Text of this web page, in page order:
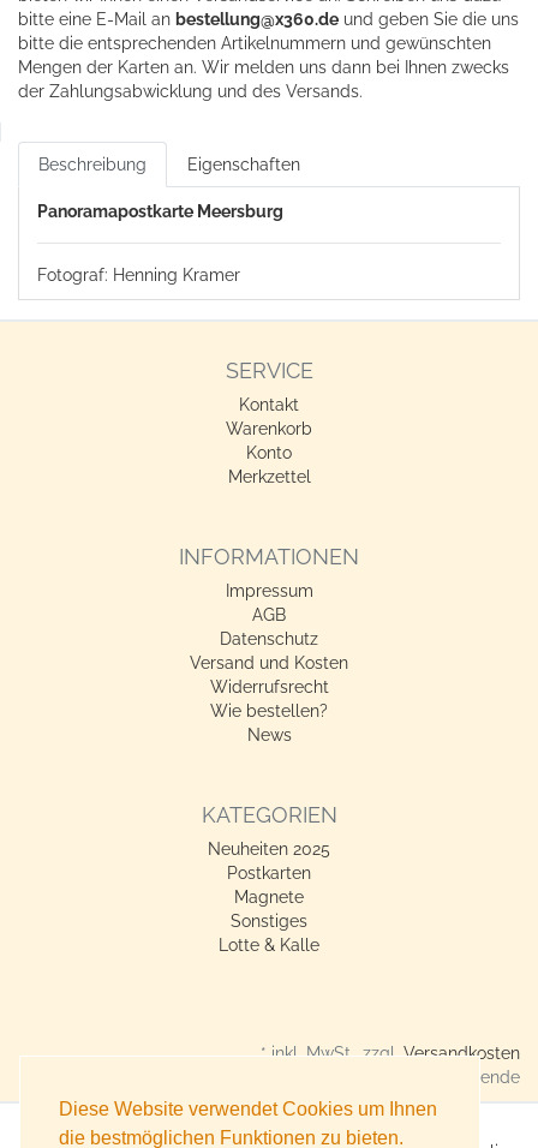
bitte eine E-Mail an bestellung@x360.de und geben Sie die uns
bitte die entsprechenden Artikelnummern und gewünschten
Mengen der Karten an. Wir melden uns dann bei Ihnen zwecks
der Zahlungsabwicklung und des Versands.
Beschreibung Eigenschaften
Panoramapostkarte Meersburg
Fotograf: Henning Kramer
SERVICE
Kontakt
Warenkorb
Konto
Merkzettel
INFORMATIONEN
Impressum
AGB
Datenschutz
Versand und Kosten
Widerrufsrecht
Wie bestellen?
News
KATEGORIEN
Neuheiten 2025
Postkarten
Magnete
Sonstiges
Lotte & Kalle
* inkl. MwSt., zzgl.Versandkosten
Verkauf nur an Gewerbetreibende
Diese Website verwendet Cookies um Ihnen
die bestmöglichen Funktionen zu bieten.